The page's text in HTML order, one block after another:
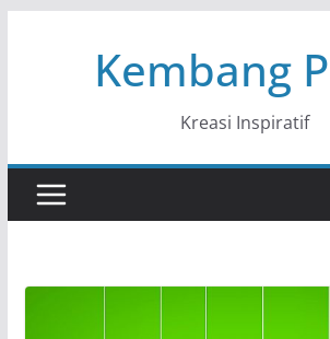
Kembang
Kreasi Inspiratif